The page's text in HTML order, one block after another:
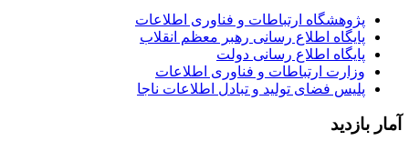
پژوهشگاه ارتباطات و فناوری اطلاعات
پایگاه اطلاع رسانی رهبر معظم انقلاب
پایگاه اطلاع رسانی دولت
وزارت ارتباطات و فناوری اطلاعات
پلیس فضای تولید و تبادل اطلاعات ناجا
آمار بازدید